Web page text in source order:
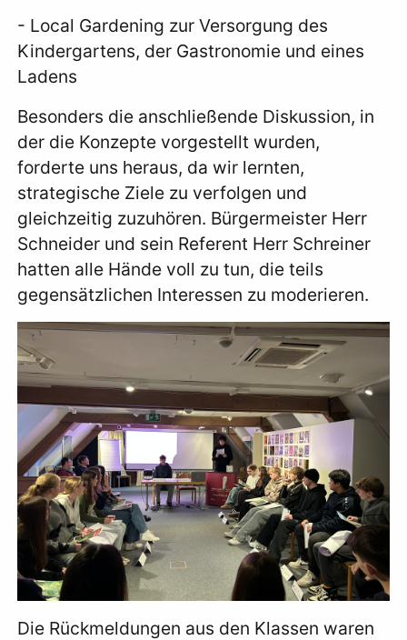
- Local Gardening zur Versorgung des
Kindergartens, der Gastronomie und eines
Ladens
Besonders die anschließende Diskussion, in
der die Konzepte vorgestellt wurden,
forderte uns heraus, da wir lernten,
strategische Ziele zu verfolgen und
gleichzeitig zuzuhören. Bürgermeister Herr
Schneider und sein Referent Herr Schreiner
hatten alle Hände voll zu tun, die teils
gegensätzlichen Interessen zu moderieren.
Die Rückmeldungen aus den Klassen waren